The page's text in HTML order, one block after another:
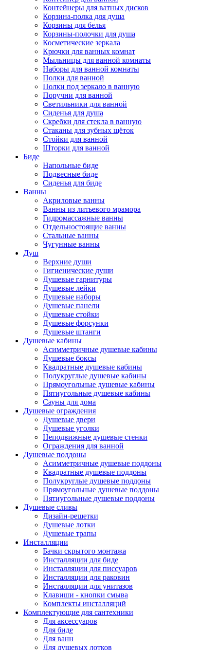
Контейнеры для ватных дисков
Корзина-полка для душа
Корзины для белья
Корзины-полочки для душа
Косметические зеркала
Крючки для ванных комнат
Мыльницы для ванной комнаты
Наборы для ванной комнаты
Полки для ванной
Полки под зеркало в ванную
Поручни для ванной
Светильники для ванной
Сиденья для душа
Скребки для стекла в ванную
Стаканы для зубных щёток
Стойки для ванной
Шторки для ванной
Биде
Напольные биде
Подвесные биде
Сиденья для биде
Ванны
Акриловые ванны
Ванны из литьевого мрамора
Гидромассажные ванны
Отдельностоящие ванны
Стальные ванны
Чугунные ванны
Душ
Верхние души
Гигиенические души
Душевые гарнитуры
Душевые лейки
Душевые наборы
Душевые панели
Душевые стойки
Душевые форсунки
Душевые штанги
Душевые кабины
Асимметричные душевые кабины
Душевые боксы
Квадратные душевые кабины
Полукруглые душевые кабины
Прямоугольные душевые кабины
Пятиугольные душевые кабины
Сауны для дома
Душевые ограждения
Душевые двери
Душевые уголки
Неподвижные душевые стенки
Ограждения для ванной
Душевые поддоны
Асимметричные душевые поддоны
Квадратные душевые поддоны
Полукруглые душевые поддоны
Прямоугольные душевые поддоны
Пятиугольные душевые поддоны
Душевые сливы
Дизайн-решетки
Душевые лотки
Душевые трапы
Инсталляции
Бачки скрытого монтажа
Инсталляции для биде
Инсталляции для писсуаров
Инсталляции для раковин
Инсталляции для унитазов
Клавиши - кнопки смыва
Комплекты инсталляций
Комплектующие для сантехники
Для аксессуаров
Для биде
Для ванн
Для душевых лотков